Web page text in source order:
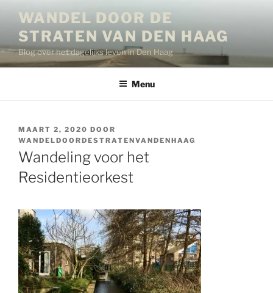
inhoud
WANDEL DOOR DE
STRATEN VAN DEN HAAG
Blog over het dagelijks leven in Den Haag
Menu
GEPLAATST
OP
MAART 2, 2020 DOOR
WANDELDOORDESTRATENVANDENHAAG
Wandeling voor het
Residentieorkest